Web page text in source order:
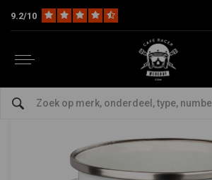
9.2/10
The Rider Accessoires
Koffiemok emaille Yamaha SR500